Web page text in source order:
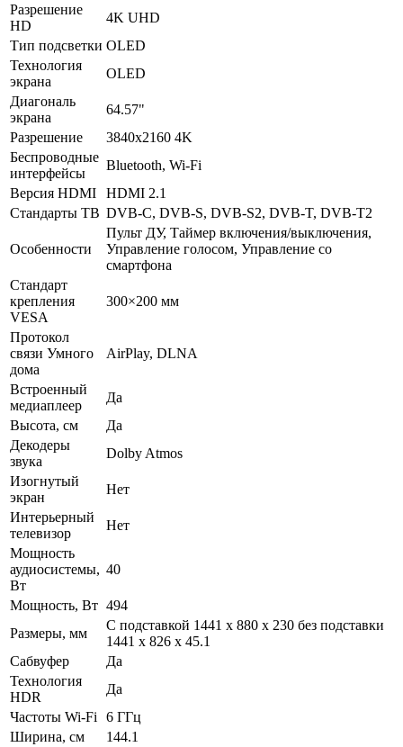
Разрешение
HD
4K UHD
Тип подсветки OLED
Технология
экрана
OLED
Диагональ
экрана
64.57"
Разрешение
3840x2160 4K
Беспроводные
интерфейсы
Bluetooth, Wi-Fi
Версия HDMI
HDMI 2.1
Стандарты ТВ DVB-C, DVB-S, DVB-S2, DVB-T, DVB-T2
Особенности
Пульт ДУ, Таймер включения/выключения,
Управление голосом, Управление со
смартфона
Стандарт
крепления
VESA
300×200 мм
Протокол
связи Умного
дома
AirPlay, DLNA
Встроенный
медиаплеер
Да
Высота, см
Да
Декодеры
звука
Dolby Atmos
Изогнутый
экран
Нет
Интерьерный
телевизор
Нет
Мощность
аудиосистемы,
Вт
40
Мощность, Вт 494
Размеры, мм
C подставкой 1441 x 880 x 230 без подставки
1441 x 826 x 45.1
Сабвуфер
Да
Технология
HDR
Да
Частоты Wi-Fi
6 ГГц
Ширина, см
144.1